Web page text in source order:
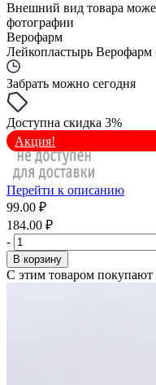
Внешний вид товара
фотографии
Верофарм
Лейкопластырь Верофарм
Забрать можно сегодня
Доступна скидка 3%
Акция!
Перейти к описанию
99.00 ₽
184.00 ₽
-
В корзину
С этим товаром покупают